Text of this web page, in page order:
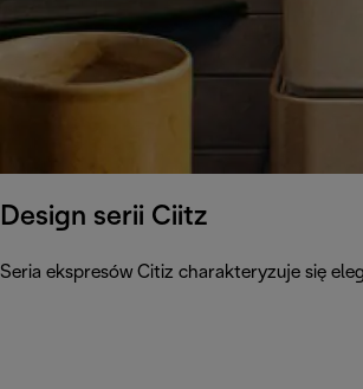
Design serii Ciitz
Seria ekspresów Citiz charakteryzuje się